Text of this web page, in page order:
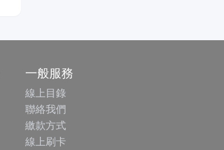
一般服務
線上目錄
聯絡我們
繳款方式
線上刷卡